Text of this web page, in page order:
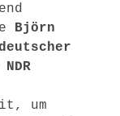
Björn
um